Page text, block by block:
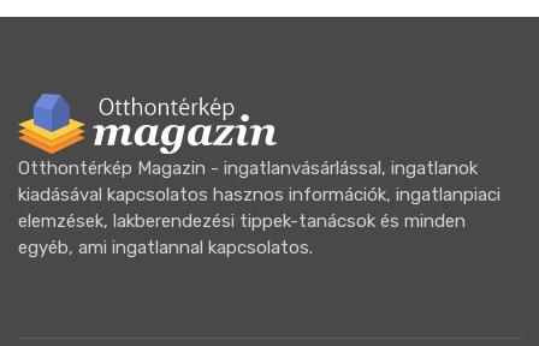
Otthontérkép Magazin - ingatlanvásárlással, ingatlanok
kiadásával kapcsolatos hasznos információk, ingatlanpiaci
elemzések, lakberendezési tippek-tanácsok és minden
egyéb, ami ingatlannal kapcsolatos.